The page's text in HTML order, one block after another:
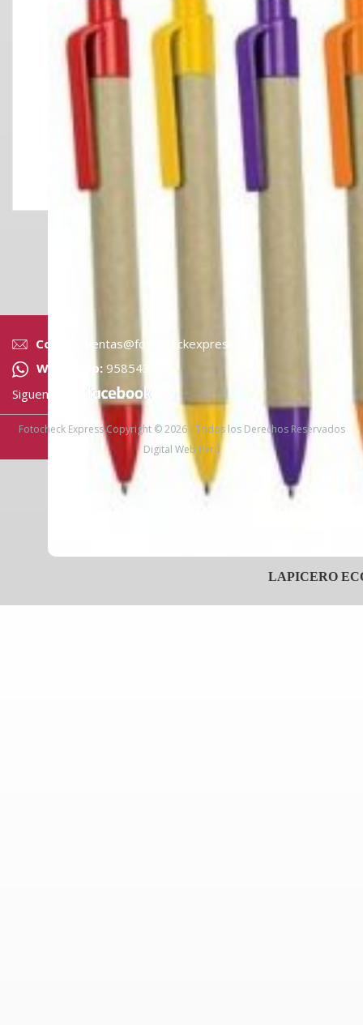
LAPICERO
Correo:
ventas@fotocheckexpress.com
Whatsapp: 958543870
Siguenos en:
Fotocheck Express Copyright © 2026 - Todos los Derechos Reservados
Digital Web Perú